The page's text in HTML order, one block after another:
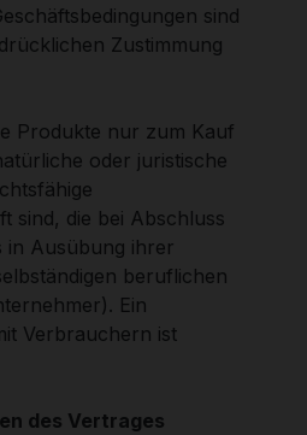
sind
Zustimmung
Produkte nur zum Kauf
oder juristische
sind, die bei Abschluss
in Ausübung ihrer
beruflichen
Ein
Verbrauchern ist
des Vertrages